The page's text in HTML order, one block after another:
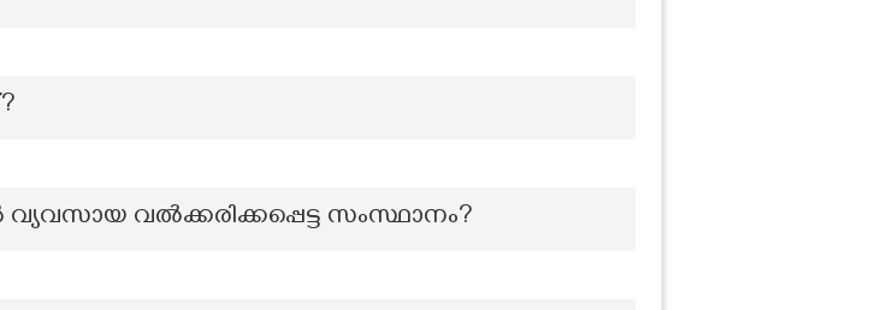
വല്‍ക്കരിക്കപ്പെട്ട സംസ്ഥാനം?